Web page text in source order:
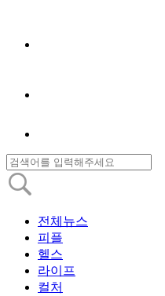
전체뉴스
피플
헬스
라이프
컬처